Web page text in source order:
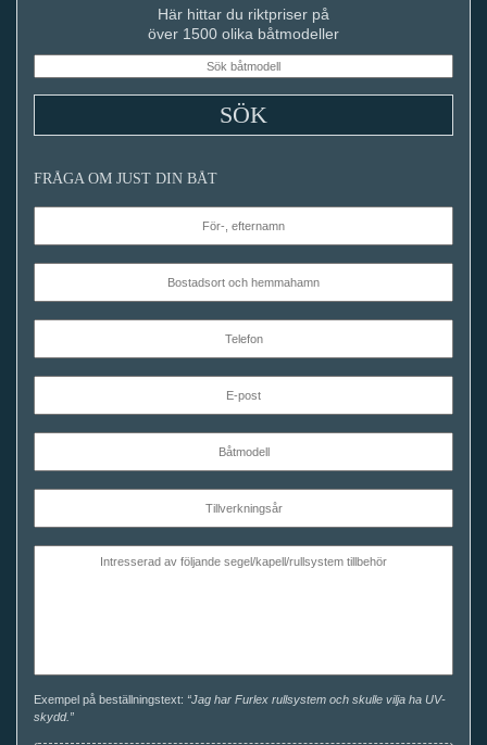
Här hittar du riktpriser på
över 1500 olika båtmodeller
FRÅGA OM JUST DIN BÅT
Exempel på beställningstext: “Jag har Furlex rullsystem och skulle vilja ha UV-
skydd.”